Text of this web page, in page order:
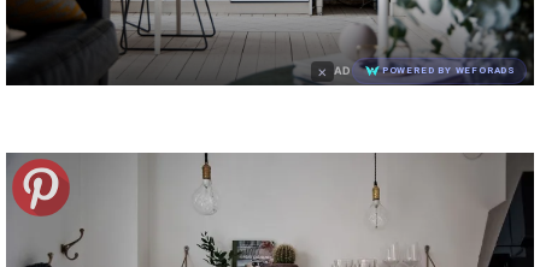
× AD POWERED BY WEFORADS